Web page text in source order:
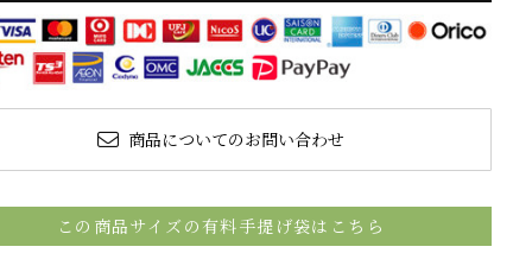
商品についてのお問い合わせ
この商品サイズの有料手提げ袋はこちら